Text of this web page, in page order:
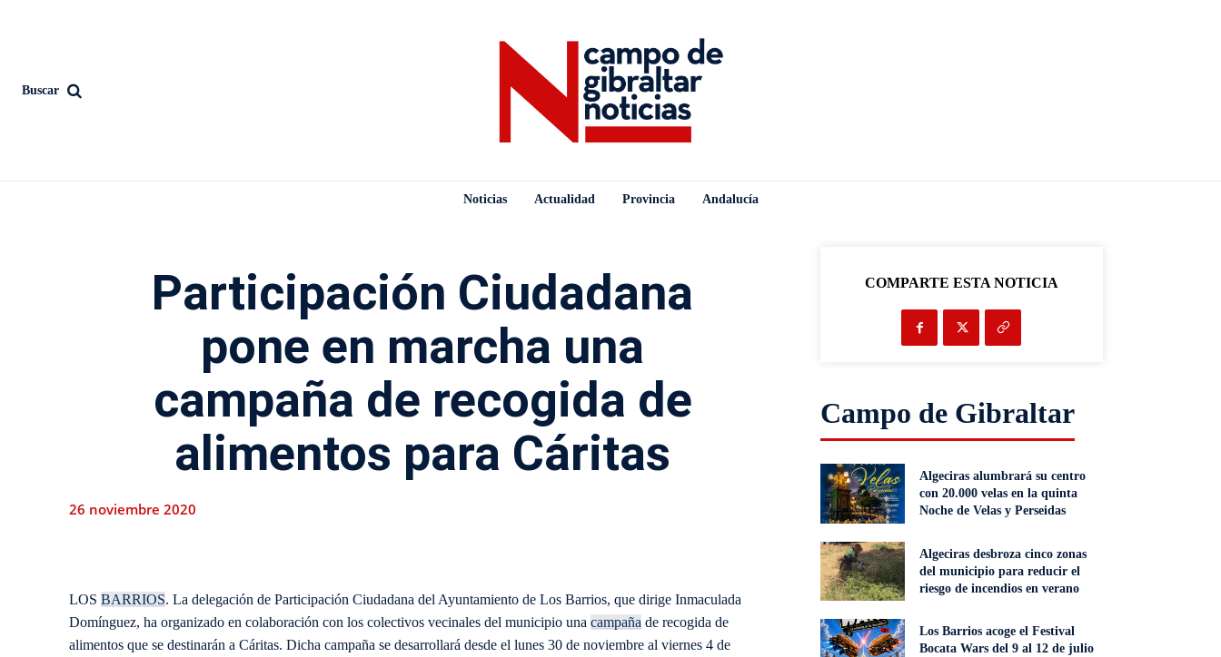
Buscar
Noticias Actualidad Provincia Andalucía
Participación Ciudadana
pone en marcha una
campaña de recogida de
alimentos para Cáritas
26 noviembre 2020
LOS BARRIOS. La delegación de Participación Ciudadana del Ayuntamiento de Los Barrios, que dirige Inmaculada
Domínguez, ha organizado en colaboración con los colectivos vecinales del municipio una campaña de recogida de
alimentos que se destinarán a Cáritas. Dicha campaña se desarrollará desde el lunes 30 de noviembre al viernes 4 de
COMPARTE ESTA NOTICIA
Campo de Gibraltar
Algeciras alumbrará su centro
con 20.000 velas en la quinta
Noche de Velas y Perseidas
Algeciras desbroza cinco zonas
del municipio para reducir el
riesgo de incendios en verano
Los Barrios acoge el Festival
Bocata Wars del 9 al 12 de julio